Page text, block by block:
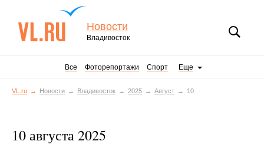
Новости
Владивосток
Все Фоторепортажи Спорт Еще
VL.ru Новости Владивосток 2025 Август 10
10 августа 2025